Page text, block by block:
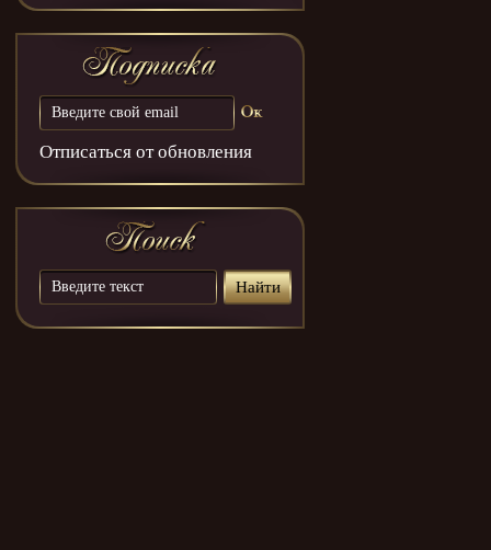
Отписаться от обновления